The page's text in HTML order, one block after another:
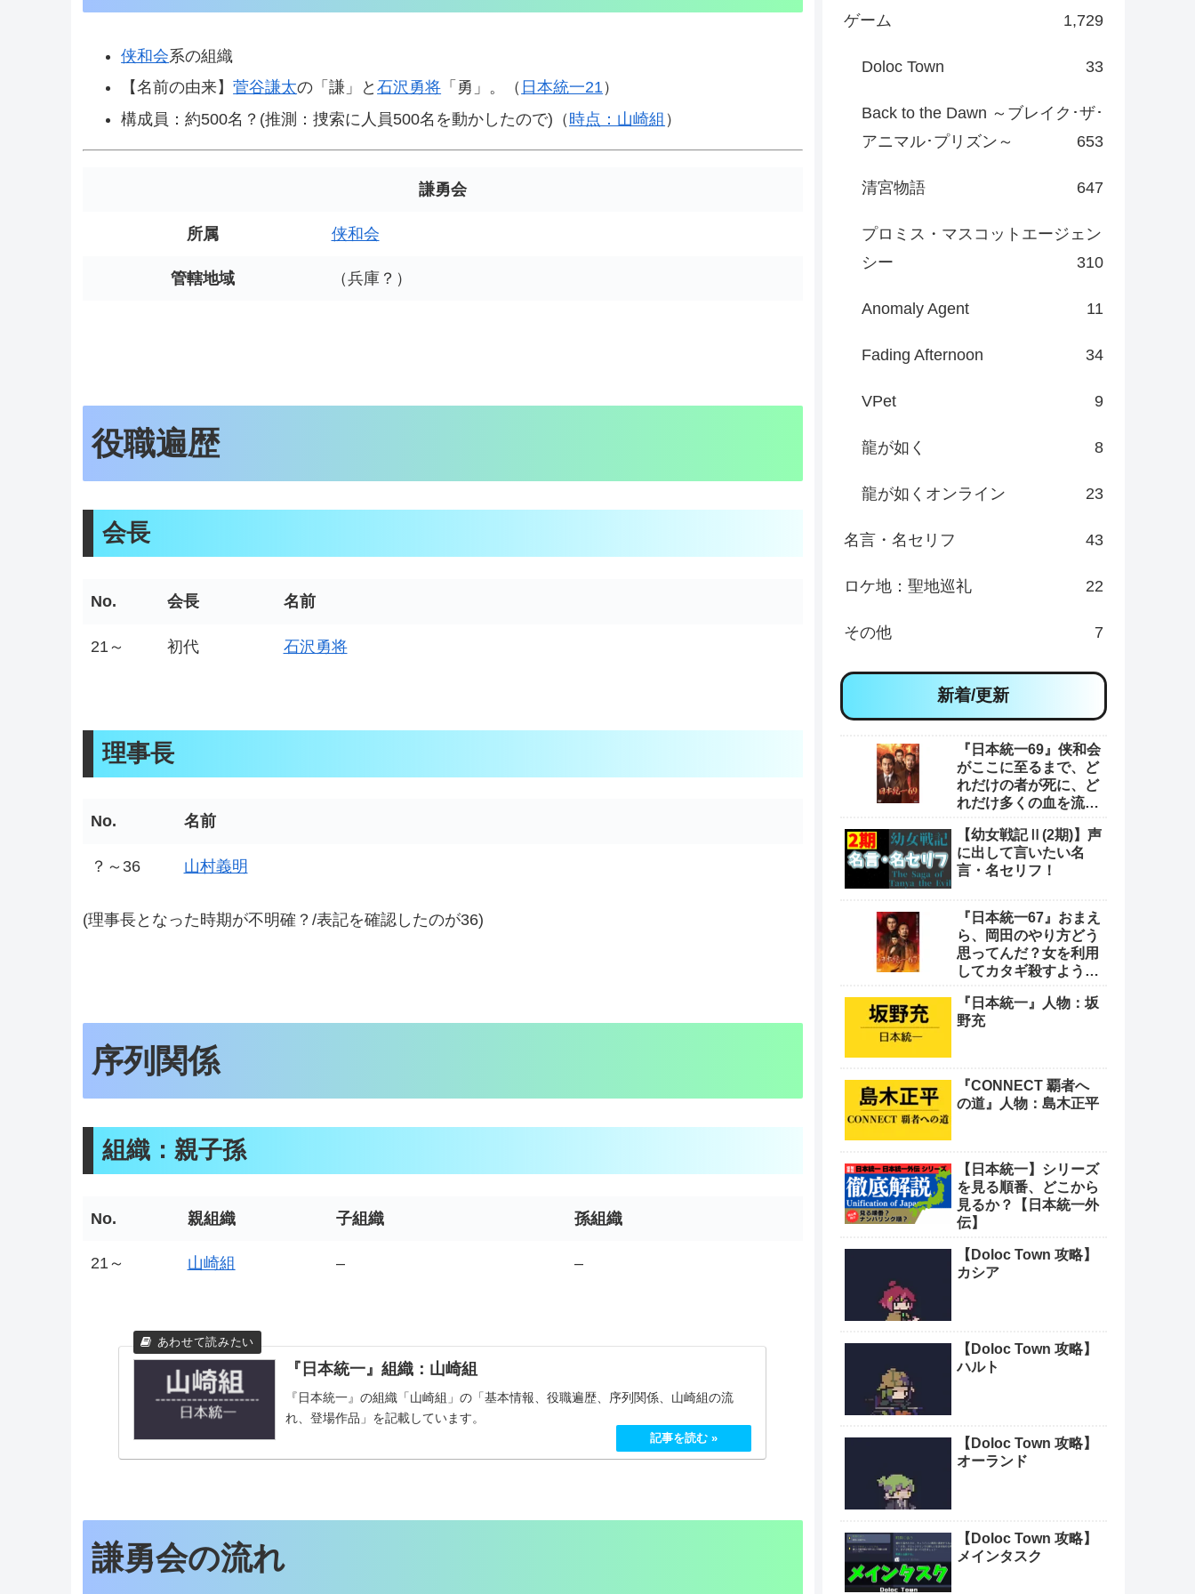
侠和会系の組織
【名前の由来】菅谷謙太の「謙」と石沢勇将 「勇」。（ 日本統一21）
構成員：約500名？(推測：捜索に人員500名を動かしたので)（ 時点：山崎組 ）
謙勇会
所属 侠和会
管轄地域 （兵庫？）
役職遍歴
会長
No. 会長 名前
21～ 初代 石沢勇将
理事長
No. 名前
？～36 山村義明
(理事長となった時期が不明確？/表記を確認したのが36)
序列関係
組織：親子孫
No. 親組織 子組織 孫組織
21～ 山崎組 – –
『日本統一』組織：山崎組
『日本統一』の組織「山崎組」の「基本情報、役職遍歴、序列関係、山崎組の流
れ、登場作品」を記載しています。
謙勇会の流れ
ゲーム 1,729
Doloc Town 33
Back to the Dawn ～ブレイク･ザ･
アニマル･プリズン～
653
清宮物語 647
プロミス・マスコットエージェン
シー
310
Anomaly Agent 11
Fading Afternoon 34
VPet 9
龍が如く 8
龍が如くオンライン 23
名言・名セリフ 43
ロケ地：聖地巡礼 22
その他 7
新着/更新
『日本統一69』侠和会
がここに至るまで、ど
れだけの者が死に、ど
れだけ多くの血を流し
や！
【幼女戦記Ⅱ(2期)】声
に出して言いたい名
言・名セリフ！
『日本統一67』おまえ
ら、岡田のやり方どう
思ってんだ？女を利用
してカタギ殺すような
『日本統一』人物：坂
野充
『CONNECT 覇者へ
の道』人物：島木正平
【日本統一】シリーズ
を見る順番、どこから
見るか？【日本統一外
伝】
【Doloc Town 攻略】
カシア
【Doloc Town 攻略】
ハルト
【Doloc Town 攻略】
オーランド
【Doloc Town 攻略】
メインタスク